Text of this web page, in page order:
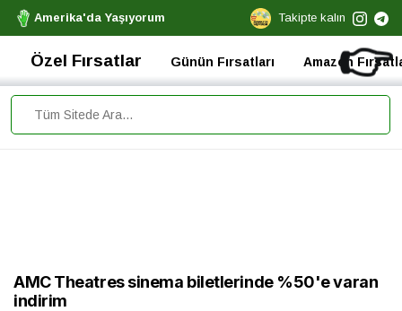
Amerika'da Yaşıyorum Takipte kalın
👉
Özel Fırsatlar Günün Fırsatları Amazon
AMC Theatres sinema biletlerinde %50'e varan
indirim